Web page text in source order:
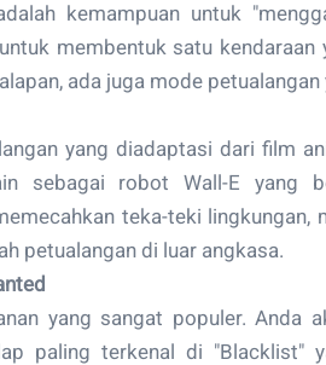
kemampuan untuk
membentuk satu kendaraan
ada juga mode
yang diadaptasi dari film
sebagai robot Wall-E yang
teka-teki
petualangan di luar angkasa.
yang sangat populer. Anda
paling terkenal di "Blacklist"